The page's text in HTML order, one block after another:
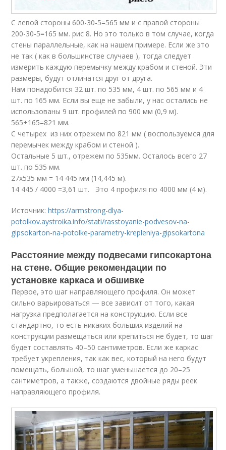
С левой стороны 600-30-5=565 мм и с правой стороны
200-30-5=165 мм. рис 8. Но это только в том случае, когда
стены параллельные, как на нашем примере. Если же это
не так ( как в большинстве случаев ), тогда следует
измерить каждую перемычку между крабом и стеной. Эти
размеры, будут отличатся друг от друга.
Нам понадобится 32 шт. по 535 мм, 4 шт. по 565 мм и 4
шт. по 165 мм. Если вы еще не забыли, у нас остались не
использованы 9 шт. профилей по 900 мм (0,9 м).
565+165=821 мм.
С четырех из них отрежем по 821 мм ( воспользуемся для
перемычек между крабом и стеной ).
Остальные 5 шт., отрежем по 535мм. Осталось всего 27
шт. по 535 мм.
27х535 мм = 14 445 мм (14,445 м).
14 445 / 4000 =3,61 шт. Это 4 профиля по 4000 мм (4 м).
Источник:https://armstrong-dlya-
potolkov.aystroika.info/stati/rasstoyanie-podvesov-na-
gipsokarton-na-potolke-parametry-krepleniya-gipsokartona
Расстояние между подвесами гипсокартона
на стене. Общие рекомендации по
установке каркаса и обшивке
Первое, это шаг направляющего профиля. Он может
сильно варьироваться — все зависит от того, какая
нагрузка предполагается на конструкцию. Если все
стандартно, то есть никаких больших изделий на
конструкции размещаться или крепиться не будет, то шаг
будет составлять 40–50 сантиметров. Если же каркас
требует укрепления, так как вес, который на него будут
помещать, большой, то шаг уменьшается до 20–25
сантиметров, а также, создаются двойные ряды реек
направляющего профиля.